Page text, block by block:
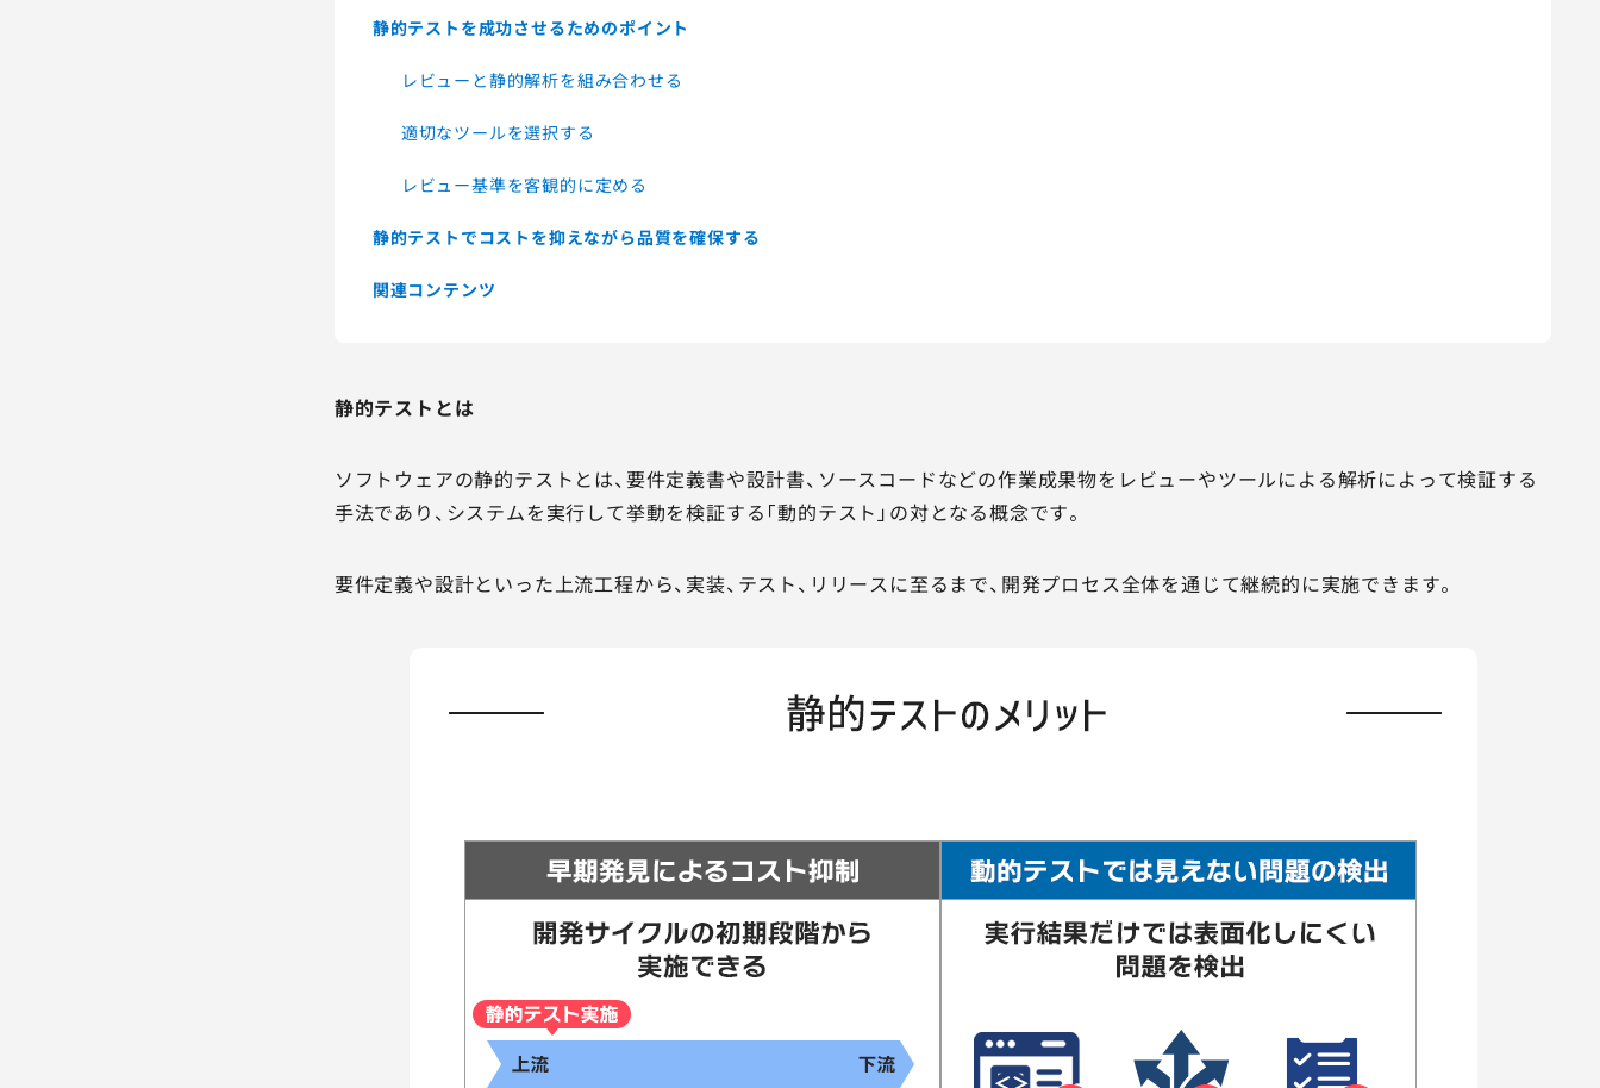
静的テストを成功させるためのポイント
レビューと静的解析を組み合わせる
適切なツールを選択する
レビュー基準を客観的に定める
静的テストでコストを抑えながら品質を確保する
関連コンテンツ
静的テストとは
ソフトウェアの静的テストとは、要件定義書や設計書、ソースコードなどの作業成果物をレビューやツールによる解析によって検証する
手法であり、システムを実行して挙動を検証する「動的テスト」の対となる概念です。
要件定義や設計といった上流工程から、実装、テスト、リリースに至るまで、開発プロセス全体を通じて継続的に実施できます。